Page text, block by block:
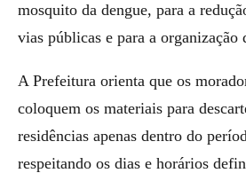
mosquito da dengue, para a
vias públicas e para a organização
A Prefeitura orienta que os
coloquem os materiais para
residências apenas dentro do
respeitando os dias e horários